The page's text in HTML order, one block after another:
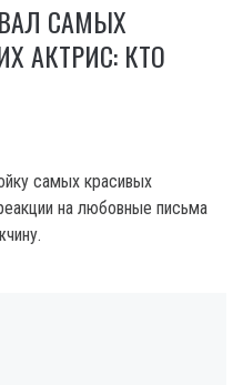
САМЫХ
АКТРИС: КТО
самых красивых
на любовные письма